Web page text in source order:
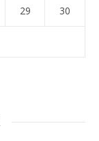
29 30